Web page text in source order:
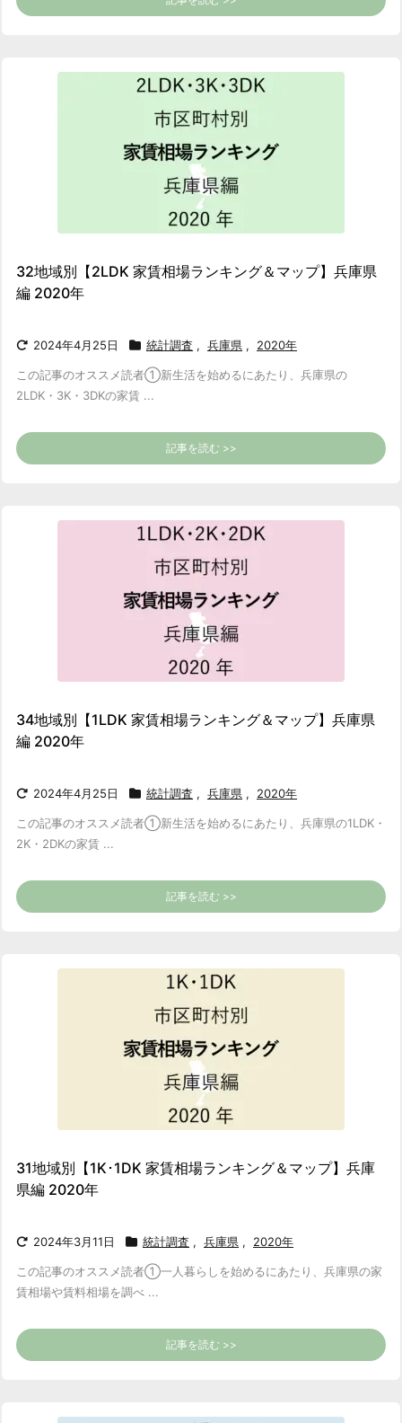
32地域別【2LDK 家賃相場ランキング＆マップ】兵庫県
編 2020年
2024年4月25日 統計調査 , 兵庫県 , 2020年
この記事のオススメ読者①新生活を始めるにあたり、兵庫県の
2LDK・3K・3DKの家賃 ...
記事を読む >>
34地域別【1LDK 家賃相場ランキング＆マップ】兵庫県
編 2020年
2024年4月25日 統計調査 , 兵庫県 , 2020年
この記事のオススメ読者①新生活を始めるにあたり、兵庫県の1LDK・
2K・2DKの家賃 ...
記事を読む >>
31地域別【1K･1DK 家賃相場ランキング＆マップ】兵庫
県編 2020年
2024年3月11日 統計調査 , 兵庫県 , 2020年
この記事のオススメ読者①一人暮らしを始めるにあたり、兵庫県の家
賃相場や賃料相場を調べ ...
記事を読む >>